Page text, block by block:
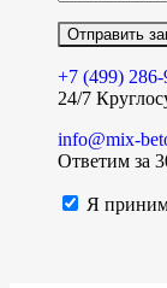
+7 (499) 286-
24/7
info@mix-
Ответим за
Я